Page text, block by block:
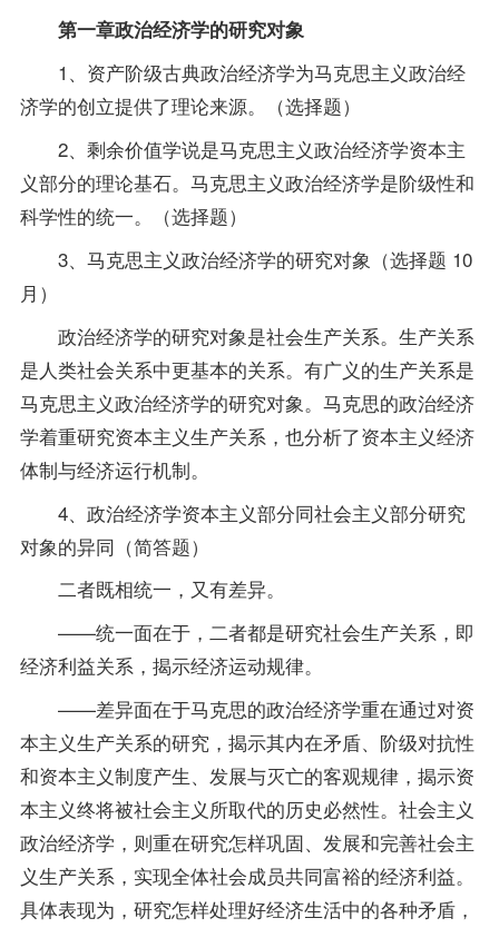
第一章政治经济学的研究对象
1、资产阶级古典政治经济学为马克思主义政治经
济学的创立提供了理论来源。（选择题）
2、剩余价值学说是马克思主义政治经济学资本主
义部分的理论基石。马克思主义政治经济学是阶级性和
科学性的统一。（选择题）
3、马克思主义政治经济学的研究对象（选择题 10
月）
政治经济学的研究对象是社会生产关系。生产关系
是人类社会关系中更基本的关系。有广义的生产关系是
马克思主义政治经济学的研究对象。马克思的政治经济
学着重研究资本主义生产关系，也分析了资本主义经济
体制与经济运行机制。
4、政治经济学资本主义部分同社会主义部分研究
对象的异同（简答题）
二者既相统一，又有差异。
——统一面在于，二者都是研究社会生产关系，即
经济利益关系，揭示经济运动规律。
——差异面在于马克思的政治经济学重在通过对资
本主义生产关系的研究，揭示其内在矛盾、阶级对抗性
和资本主义制度产生、发展与灭亡的客观规律，揭示资
本主义终将被社会主义所取代的历史必然性。社会主义
政治经济学，则重在研究怎样巩固、发展和完善社会主
义生产关系，实现全体社会成员共同富裕的经济利益。
具体表现为，研究怎样处理好经济生活中的各种矛盾，